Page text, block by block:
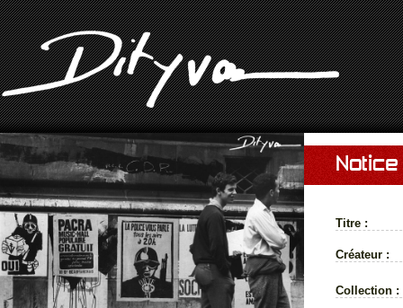
Titre :
Créateur :
Collection :